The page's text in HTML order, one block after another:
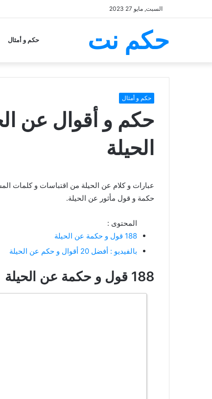
السبت, مايو 27 2023
حكم نت حكم و أمثال
حكم و أمثال
الحيلة
حكمة و قول مأثور عن الحيلة.
المحتوى :
188 قول و حكمة عن الحيلة
بالفيديو : أفضل 20 أقوال و حكم عن الحيلة
188 قول و حكمة عن الحيلة